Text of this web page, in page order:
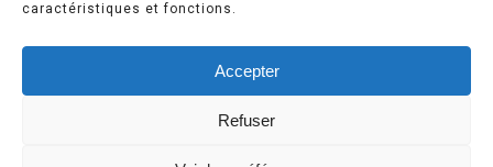
caractéristiques et fonctions.
Accepter
Refuser
Mentions légales